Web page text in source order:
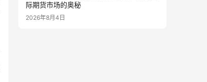
际期货市场的奥秘
2026年8月4日